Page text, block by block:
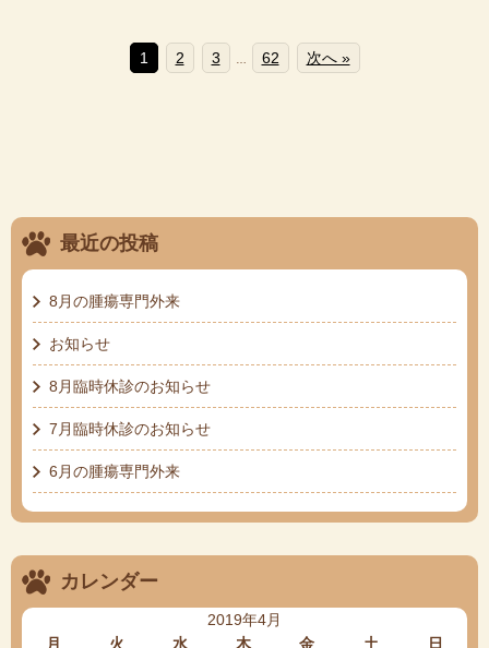
1 2 3 62 次へ »
最近の投稿
8月の腫瘍専門外来
お知らせ
8月臨時休診のお知らせ
7月臨時休診のお知らせ
6月の腫瘍専門外来
カレンダー
2019年4月
月
火 水 木 金 土 日